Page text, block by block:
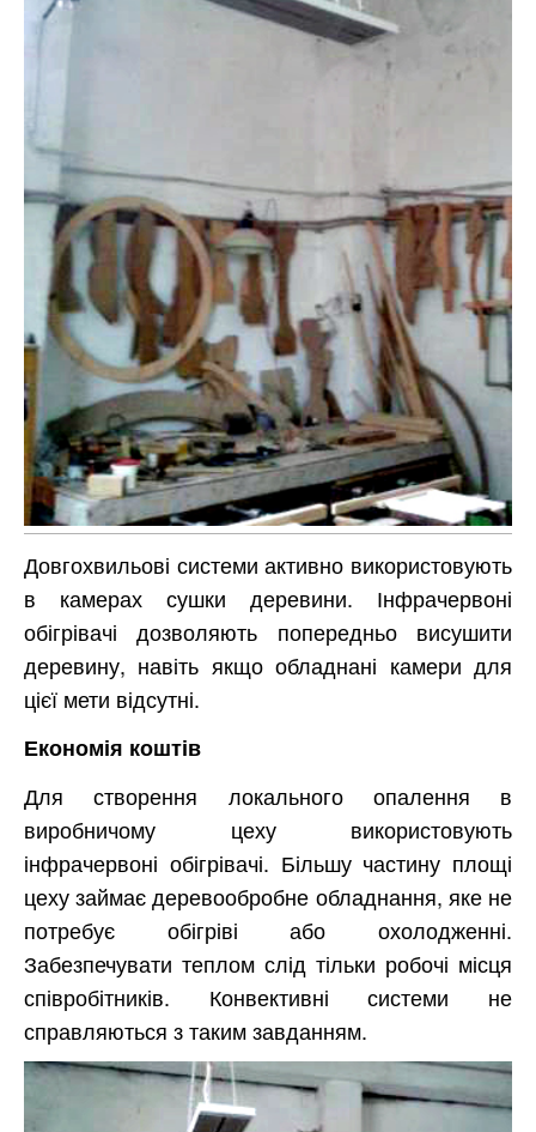
Довгохвильові системи активно використовують
в камерах сушки деревини. Інфрачервоні
обігрівачі дозволяють попередньо висушити
деревину, навіть якщо обладнані камери для
цієї мети відсутні.
Економія коштів
Для створення локального опалення в
виробничому цеху використовують
інфрачервоні обігрівачі. Більшу частину площі
цеху займає деревообробне обладнання, яке не
потребує обігріві або охолодженні.
Забезпечувати теплом слід тільки робочі місця
співробітників. Конвективні системи не
справляються з таким завданням.